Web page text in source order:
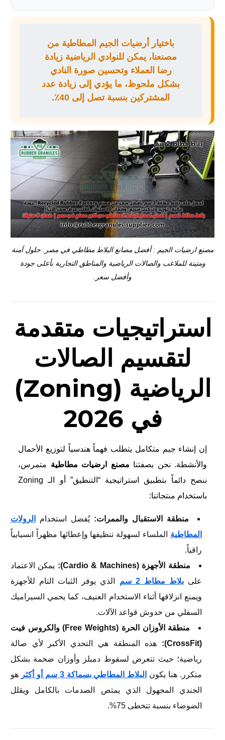
باختيار أرضيات الجيم المطاطية من
مصنعنا، يمكن للنوادي الرياضية زيادة
رضا العملاء وتحسين صورة النادي
بشكل ملحوظ، ما يؤدي إلى زيادة عدد
المشتركين بنسبة تصل إلى 40٪.
مصنع ارضيات الجيم : أفضل مصانع البلاط مطاطي في مصر. حلول آمنة
ومتينة للملاعب والصالات الرياضية والمناطق التجارية بأعلى جودة
وأفضل سعر.
استراتيجيات متقدمة
لتقسيم الصالات
الرياضية (Zoning)
في 2026
إن إنشاء جيم متكامل يتطلب فهماً هندسياً لتوزيع الأحمال
والأنشطة. نحن بصفتنا مصنع ارضيات مطاطية متمرس،
ننصح دائماً بتطبيق استراتيجية “التنطيق” أو الـ Zoning
باستخدام منتجاتنا:
منطقة الاستقبال والممرات: يُفضل استخدام
الرولات
المطاطية الملساء لسهولة تنظيفها وإعطائها مظهراً انسيابياً
راقياً.
منطقة الأجهزة (Cardio & Machines):
يمكن الاعتماد
علىبلاط مطاط 2 سم
الذي يوفر الثبات التام للأجهزة
ويمنع انزلاقها أثناء الاستخدام العنيف، كما يحمي السيراميك
السفلي من خدوش قواعد الآلات.
منطقة الأوزان الحرة (Free Weights) والكروس فيت
(CrossFit):
هذه المنطقة هي التحدي الأكبر لأي صالة
رياضية؛ حيث تتعرض لسقوط دمبلز وأوزان ضخمة بشكل
متكرر. هنا يكون
البلاط المطاطي بسماكة 3 سم أو أكثر
هو
الجندي المجهول الذي يمتص الصدمات بالكامل ويقلل
الضوضاء بنسبة تتخطى 75%.